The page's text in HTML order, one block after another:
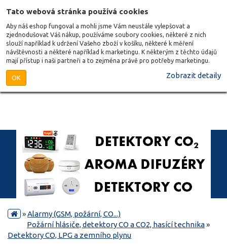
Tato webová stránka používá cookies
Aby náš eshop fungoval a mohli jsme Vám neustále vylepšovat a
zjednodušovat Váš nákup, používáme soubory cookies, některé z nich
slouží například k udržení Vašeho zboží v košíku, některé k měření
návštěvnosti a některé například k marketingu. K některým z těchto údajů
mají přístup i naši partneři a to zejména právě pro potřeby marketingu.
OK Zobrazit detaily
»Alarmy (GSM, požární, CO...)
Požární hlásiče, detektory CO a CO2, hasící technika»
Detektory CO, LPG a zemního plynu